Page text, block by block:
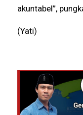
akuntabel”,
(Yati)